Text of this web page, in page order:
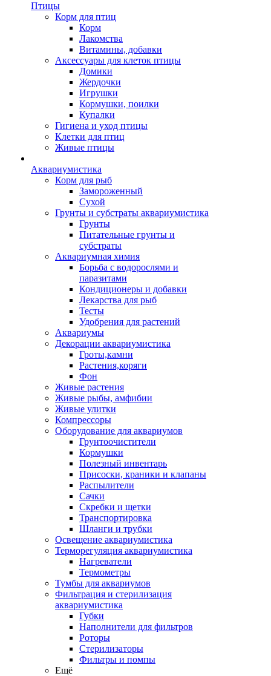
Птицы
Корм для птиц
Корм
Лакомства
Витамины, добавки
Аксессуары для клеток птицы
Домики
Жердочки
Игрушки
Кормушки, поилки
Купалки
Гигиена и уход птицы
Клетки для птиц
Живые птицы
Аквариумистика
Корм для рыб
Замороженный
Сухой
Грунты и субстраты аквариумистика
Грунты
Питательные грунты и
субстраты
Аквариумная химия
Борьба с водорослями и
паразитами
Кондиционеры и добавки
Лекарства для рыб
Тесты
Удобрения для растений
Аквариумы
Декорации аквариумистика
Гроты,камни
Растения,коряги
Фон
Живые растения
Живые рыбы, амфибии
Живые улитки
Компрессоры
Оборудование для аквариумов
Грунтоочистители
Кормушки
Полезный инвентарь
Присоски, краники и клапаны
Распылители
Сачки
Скребки и щетки
Транспортировка
Шланги и трубки
Освещение аквариумистика
Терморегуляция аквариумистика
Нагреватели
Термометры
Тумбы для аквариумов
Фильтрация и стерилизация
аквариумистика
Губки
Наполнители для фильтров
Роторы
Стерилизаторы
Фильтры и помпы
Ещё